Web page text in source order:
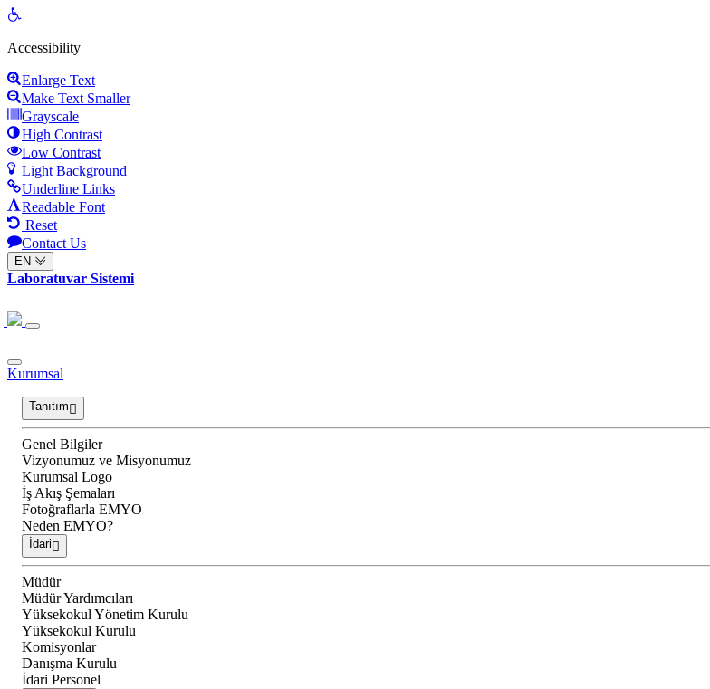
Open
Accessibility
Enlarge Text
Make Text Smaller
Grayscale
High Contrast
Low Contrast
Light Background
Underline Links
Readable Font
Reset
Contact Us
EN
Laboratuvar Sistemi
Kurumsal
Tanıtım
Genel Bilgiler
Vizyonumuz ve Misyonumuz
Kurumsal Logo
İş Akış Şemaları
Fotoğraflarla EMYO
Neden EMYO?
İdari
Müdür
Müdür Yardımcıları
Yüksekokul Yönetim Kurulu
Yüksekokul Kurulu
Komisyonlar
Danışma Kurulu
İdari Personel